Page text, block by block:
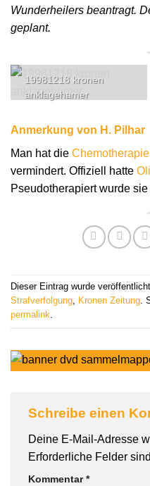
Wunderheilers beantragt.
geplant.
19981218 kronen
anklagehamer
Anmerkung von H. Pilhar
Man hat die Chemotherapie
vermindert. Offiziell hatte
Pseudotherapiert wurde
Dieser Eintrag wurde
Strafverfolgung, Kronen Zeitung.
permalink.
Schreibe einen
Deine E-Mail-Adresse
Erforderliche Felder
Kommentar*